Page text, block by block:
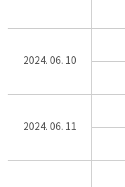
2024. 06. 10
2024. 06. 11